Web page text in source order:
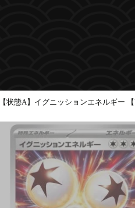
【状態A】イグニッションエネルギー